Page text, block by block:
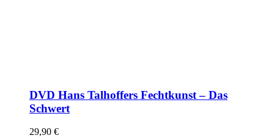
DVD Hans Talhoffers Fechtkunst – Das
Schwert
29,90 €